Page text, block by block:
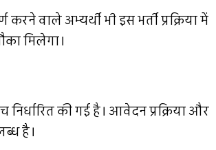
करने वाले अभ्यर्थी भी इस भर्ती प्रक्रिया में
मिलेगा।
निर्धारित की गई है। आवेदन प्रक्रिया और
है।